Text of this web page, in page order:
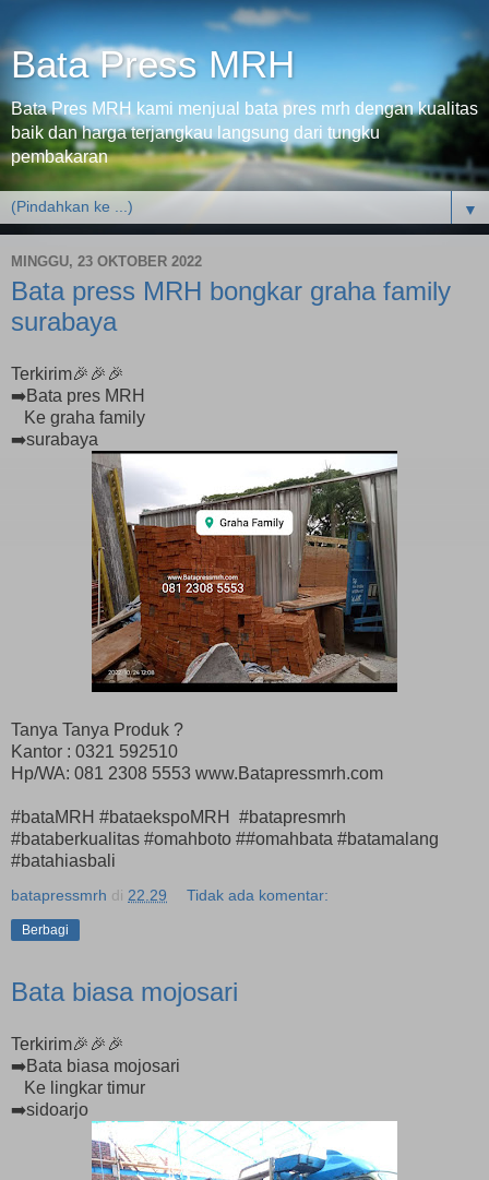
Bata Press MRH
Bata Pres MRH kami menjual bata pres mrh dengan kualitas
baik dan harga terjangkau langsung dari tungku
pembakaran
▼
MINGGU, 23 OKTOBER 2022
Bata press MRH bongkar graha family
surabaya
Terkirim🎉🎉🎉
➡️Bata pres MRH
Ke graha family
➡️surabaya
Tanya Tanya Produk ?
Kantor : 0321 592510
Hp/WA: 081 2308 5553 www.Batapressmrh.com
#bataMRH #bataekspoMRH #batapresmrh
#bataberkualitas #omahboto ##omahbata #batamalang
#batahiasbali
batapressmrh di 22.29 Tidak ada komentar:
Berbagi
Bata biasa mojosari
Terkirim🎉🎉🎉
➡️Bata biasa mojosari
Ke lingkar timur
➡️sidoarjo